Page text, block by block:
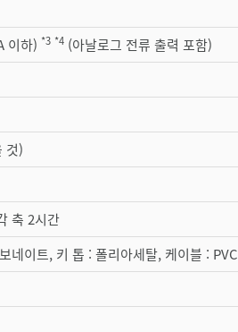
이하) *3 *4 (아날로그 전류 출력 포함)
것)
축 2시간
네이트, 키 톱 : 폴리아세탈, 케이블 : PVC